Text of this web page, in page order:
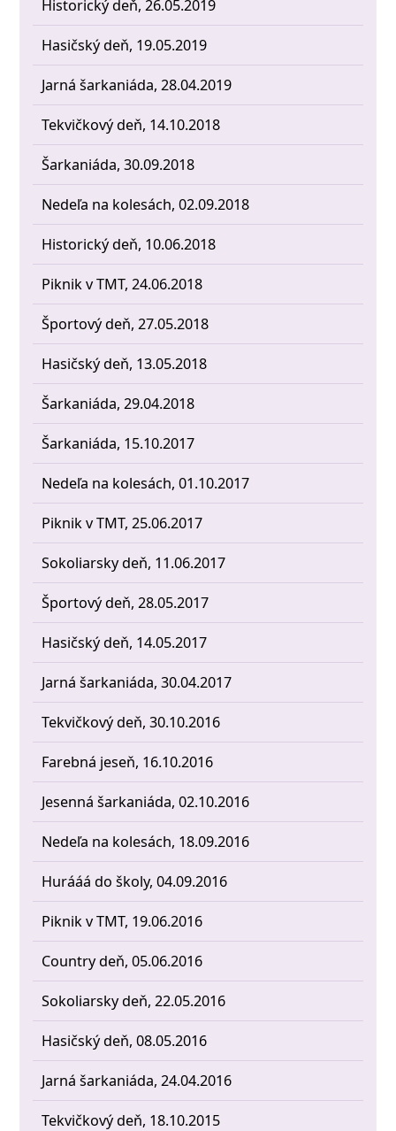
Historický deň, 26.05.2019
Hasičský deň, 19.05.2019
Jarná šarkaniáda, 28.04.2019
Tekvičkový deň, 14.10.2018
Šarkaniáda, 30.09.2018
Nedeľa na kolesách, 02.09.2018
Historický deň, 10.06.2018
Piknik v TMT, 24.06.2018
Športový deň, 27.05.2018
Hasičský deň, 13.05.2018
Šarkaniáda, 29.04.2018
Šarkaniáda, 15.10.2017
Nedeľa na kolesách, 01.10.2017
Piknik v TMT, 25.06.2017
Sokoliarsky deň, 11.06.2017
Športový deň, 28.05.2017
Hasičský deň, 14.05.2017
Jarná šarkaniáda, 30.04.2017
Tekvičkový deň, 30.10.2016
Farebná jeseň, 16.10.2016
Jesenná šarkaniáda, 02.10.2016
Nedeľa na kolesách, 18.09.2016
Hurááá do školy, 04.09.2016
Piknik v TMT, 19.06.2016
Country deň, 05.06.2016
Sokoliarsky deň, 22.05.2016
Hasičský deň, 08.05.2016
Jarná šarkaniáda, 24.04.2016
Tekvičkový deň, 18.10.2015